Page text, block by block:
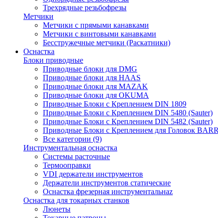
Трехрядные резьбофрезы
Метчики
Метчики с прямыми канавками
Метчики с винтовыми канавками
Бесстружечные метчики (Раскатники)
Оснастка
Блоки приводные
Приводные блоки для DMG
Приводные блоки для HAAS
Приводные блоки для MAZAK
Приводные блоки для OKUMA
Приводные Блоки с Креплением DIN 1809
Приводные Блоки с Креплением DIN 5480 (Sauter)
Приводные Блоки с Креплением DIN 5482 (Sauter)
Приводные Блоки с Креплением для Головок
Все категории (9)
Инструментальная оснастка
Системы расточные
Термооправки
VDI держатели инструментов
Держатели инструментов статические
Оснастка фрезерная инструментальнаz
Оснастка для токарных станков
Люнеты